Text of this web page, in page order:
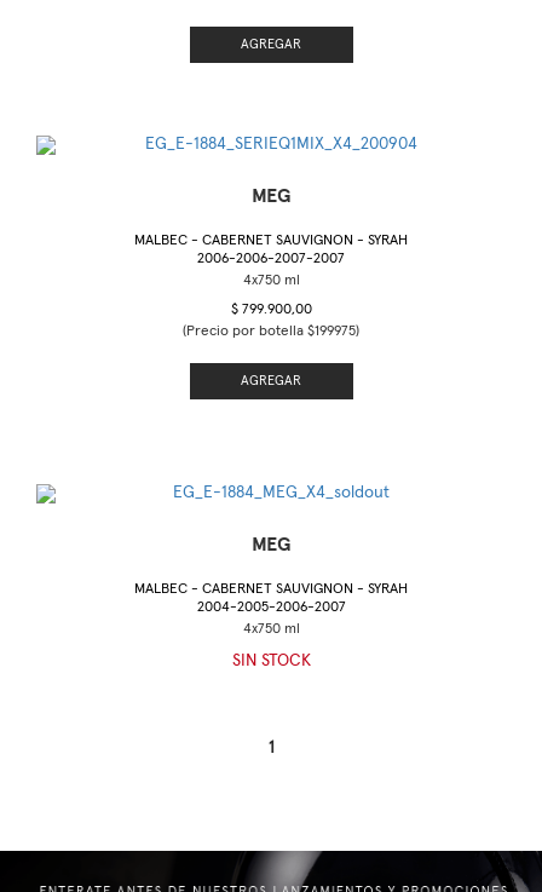
AGREGAR
MEG
MALBEC - CABERNET SAUVIGNON - SYRAH
2006-2006-2007-2007
$ 799.900,00
(Precio por botella $199975)
AGREGAR
MEG
MALBEC - CABERNET SAUVIGNON - SYRAH
2004-2005-2006-2007
SIN STOCK
1